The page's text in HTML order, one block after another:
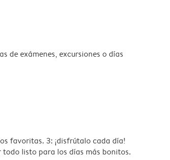
de exámenes, excursiones o días
favoritas. 3: ¡disfrútalo cada día!
listo para los días más bonitos.